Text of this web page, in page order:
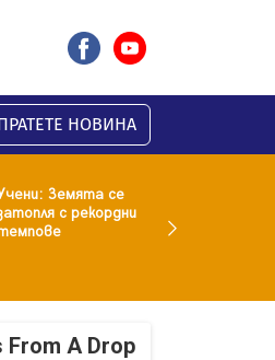
НОВИНА
Земята се
с рекордни
From A Drop